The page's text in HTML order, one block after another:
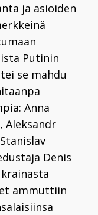
ja asioiden
Putinin
se mahdu
Anna
Aleksandr
Denis
ammuttiin